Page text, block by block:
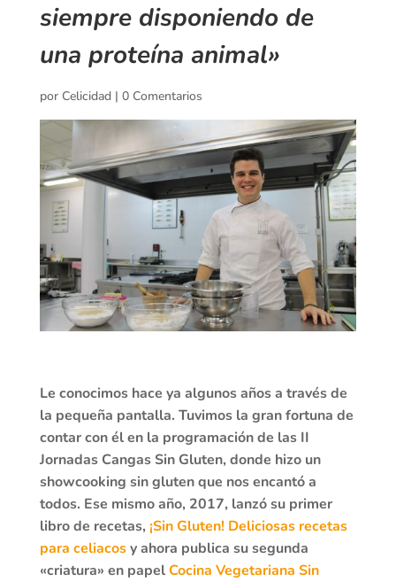
siempre disponiendo de
una proteína animal»
por Celicidad| 0 Comentarios
Le conocimos hace ya algunos años a través de
la pequeña pantalla. Tuvimos la gran fortuna de
contar con él en la programación de las II
Jornadas Cangas Sin Gluten, donde hizo un
showcooking sin gluten que nos encantó a
todos. Ese mismo año, 2017, lanzó su primer
libro de recetas, ¡Sin Gluten! Deliciosas recetas
para celiacosy ahora publica su segunda
«criatura» en papelCocina Vegetariana Sin